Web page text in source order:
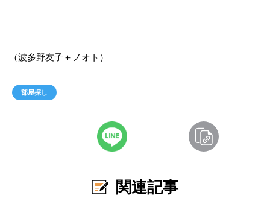
（波多野友子＋ノオト）
部屋探し
関連記事